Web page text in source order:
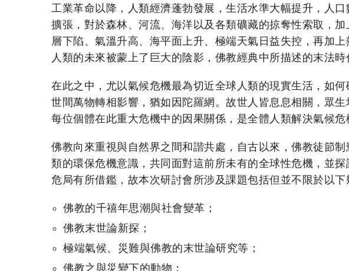
工業革命以降，人類經濟蓬勃發展，生活水準大幅提升，人
擴張，對於森林、河流、海洋以及各類礦藏的掠奪性索取，
層下陷、氣溫升高、海平面上升、極端天氣日益失控，再加
人類的未來被蒙上了巨大的陰影，佛教經典中所描述的末法時
在此之中，尤以氣候危機最為切近全球人類的現實生活，如
世間萬物轉相影響，猶如因陀羅網。故世人皆息息相關，眾
每位個體在此重大危機中的因果關係，是全體人類解決氣候危
佛教向來重視與自然界之間和諧共處，自古以來，佛教徒節
類的環保危機意識，共同面對這前所未有的全球性危機，並
危局有所借鑑，故本次研討會所涉及課題包括但並不限於以下
佛教的千禧年思潮與社會變革；
佛教末世論新探；
極端氣候、災難與佛教的末世論研究等；
佛教之與災變下的動物；